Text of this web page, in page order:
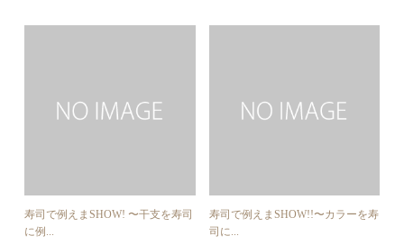
寿司で例えまSHOW! 〜干支を寿司
に例...
寿司で例えまSHOW!!〜カラーを寿
司に...